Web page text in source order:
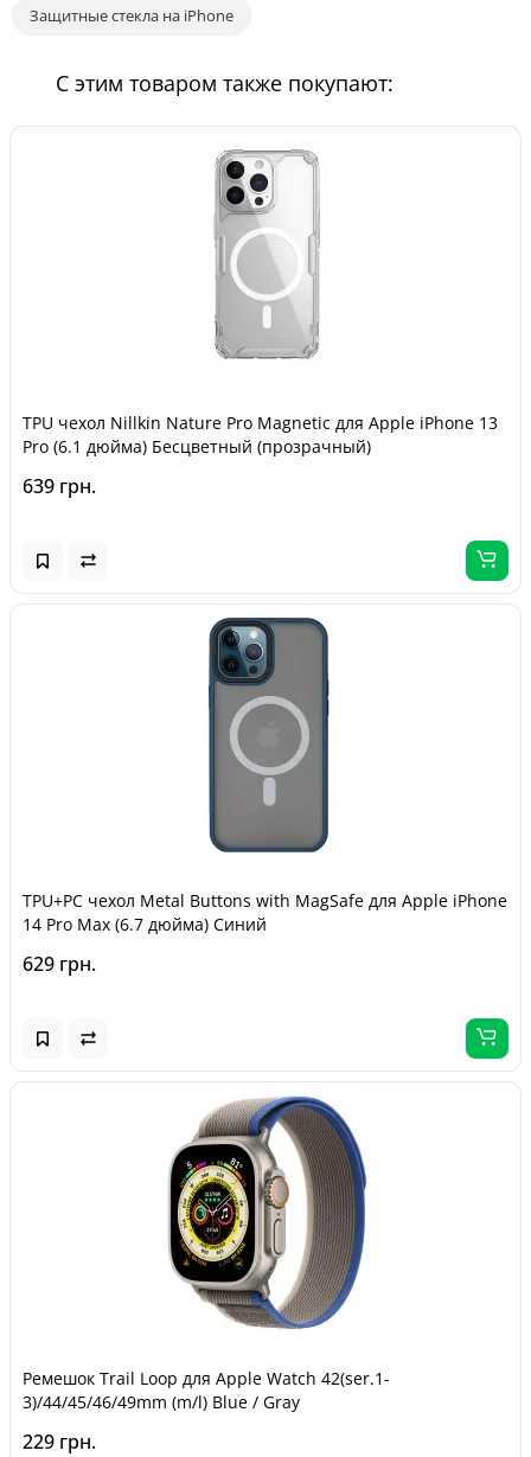
Защитные стекла на iPhone
С этим товаром также покупают:
TPU чехол Nillkin Nature Pro Magnetic для Apple iPhone 13
Pro (6.1 дюйма) Бесцветный (прозрачный)
639 грн.
TPU+PC чехол Metal Buttons with MagSafe для Apple iPhone
14 Pro Max (6.7 дюйма) Синий
629 грн.
Ремешок Trail Loop для Apple Watch 42(ser.1-
3)/44/45/46/49mm (m/l) Blue / Gray
229 грн.